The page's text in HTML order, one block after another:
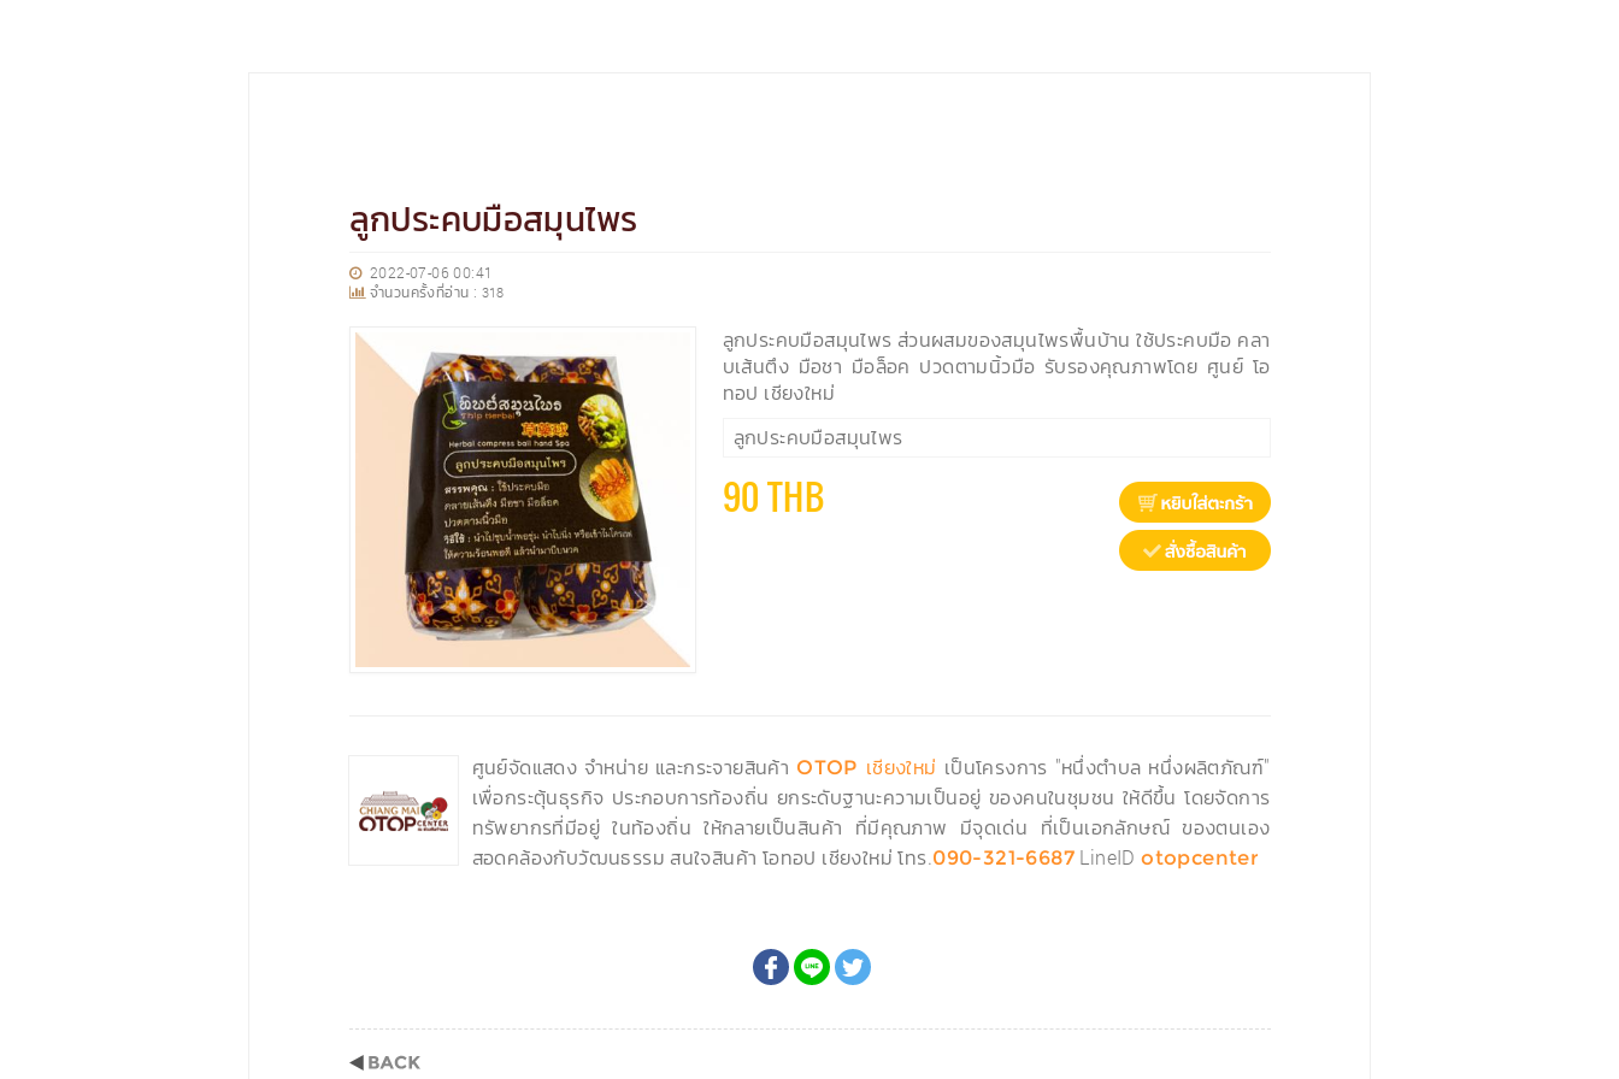
ลูกประคบมือสมุนไพร
2022-07-06 00:41
จำนวนครั้งที่อ่าน : 318
ลูกประคบมือสมุนไพร ส่วนผสมของสมุนไพรพื้นบ้าน ใช้ประคบมือ คลา
บเส้นตึง มือชา มือล็อค ปวดตามนิ้วมือ รับรองคุณภาพโดย ศูนย์ โอ
ทอป เชียงใหม่
ลูกประคบมือสมุนไพร
90 THB
ศูนย์จัดแสดง จำหน่าย และกระจายสินค้า OTOP เชียงใหม่ เป็นโครงการ "หนึ่งตำบล หนึ่งผลิตภัณฑ์"
เพื่อกระตุ้นธุรกิจ ประกอบการท้องถิ่น ยกระดับฐานะความเป็นอยู่ ของคนในชุมชน ให้ดีขึ้น โดยจัดการ
ทรัพยากรที่มีอยู่ ในท้องถิ่น ให้กลายเป็นสินค้า ที่มีคุณภาพ มีจุดเด่น ที่เป็นเอกลักษณ์ ของตนเอง
สอดคล้องกับวัฒนธรรม สนใจสินค้า โอทอป เชียงใหม่ โทร.090-321-6687LineIDotopcenter